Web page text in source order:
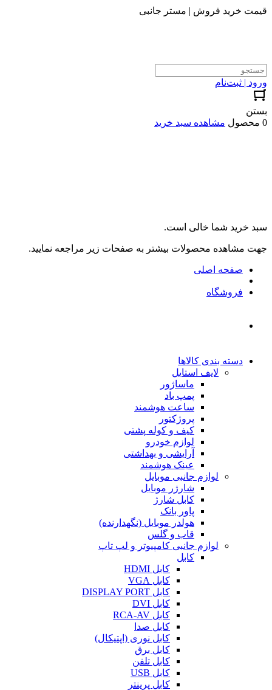
قیمت خرید فروش | مستر جانبی
ورود | ثبت‌نام
بستن
0 محصول
مشاهده سبد خرید
سبد خرید شما خالی است.
جهت مشاهده محصولات بیشتر به صفحات زیر مراجعه نمایید.
صفحه اصلی
فروشگاه
دسته بندی کالاها
لایف استایل
ماساژور
پمپ باد
ساعت هوشمند
پروژکتور
کیف و کوله پشتی
لوازم خودرو
آرایشی و بهداشتی
عینک هوشمند
لوازم جانبی موبایل
شارژر موبایل
کابل شارژ
پاور بانک
هولدر موبایل (نگهدارنده)
قاب و گلس
لوازم جانبی کامپیوتر و لپ تاپ
کابل
کابل HDMI
کابل VGA
کابل DISPLAY PORT
کابل DVI
کابل RCA-AV
کابل صدا
کابل نوری (اپتیکال)
کابل برق
کابل تلفن
کابل USB
کابل پرینتر